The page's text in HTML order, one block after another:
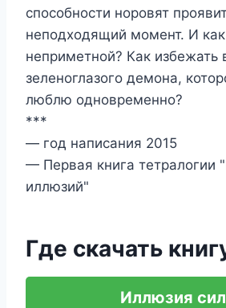
способности норовят
неподходящий момент. И
неприметной? Как избежать
зеленоглазого демона,
люблю одновременно?
***
— год написания 2015
— Первая книга тетралогии
иллюзий"
Где скачать
Иллюзия